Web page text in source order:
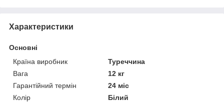
Характеристики
Основні
Країна виробник
Туреччина
Вага
12 кг
Гарантійний термін
24 міс
Колір
Білий